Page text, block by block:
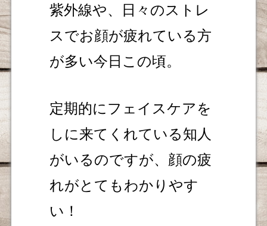
紫外線や、日々のストレ
スでお顔が疲れている方
が多い今日この頃。
定期的にフェイスケアを
しに来てくれている知人
がいるのですが、顔の疲
れがとてもわかりやす
い！